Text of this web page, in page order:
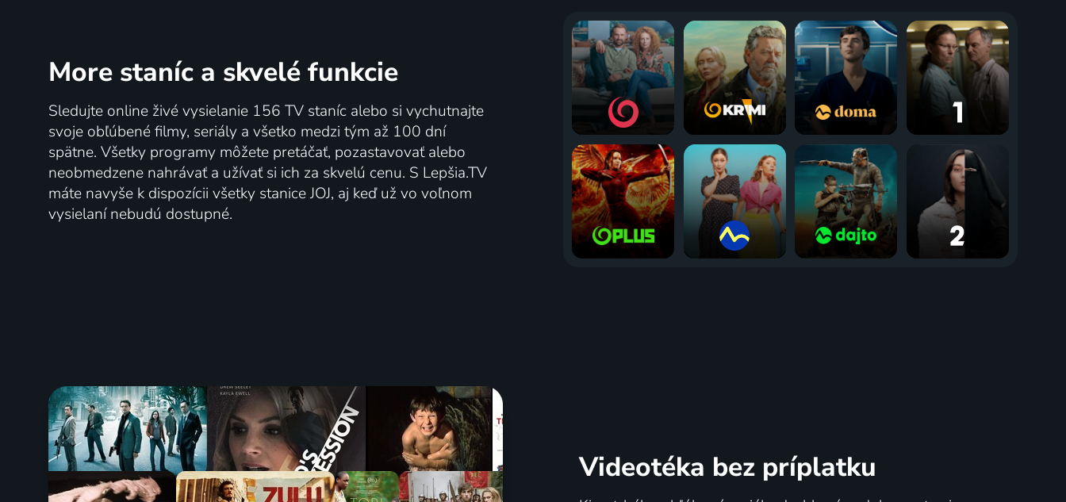
More staníc a skvelé funkcie
Sledujte online živé vysielanie 156 TV staníc alebo si vychutnajte
svoje obľúbené filmy, seriály a všetko medzi tým až 100 dní
spätne. Všetky programy môžete pretáčať, pozastavovať alebo
neobmedzene nahrávať a užívať si ich za skvelú cenu. S Lepšia.TV
máte navyše k dispozícii všetky stanice JOJ, aj keď už vo voľnom
vysielaní nebudú dostupné.
Videotéka bez príplatku